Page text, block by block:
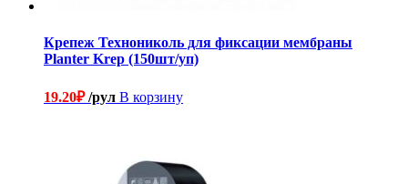
Крепеж Технониколь для фиксации мембраны
Planter Krep (150шт/уп)
19.20₽/рул В корзину